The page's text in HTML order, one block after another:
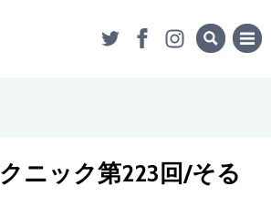
ニック第223回/そる